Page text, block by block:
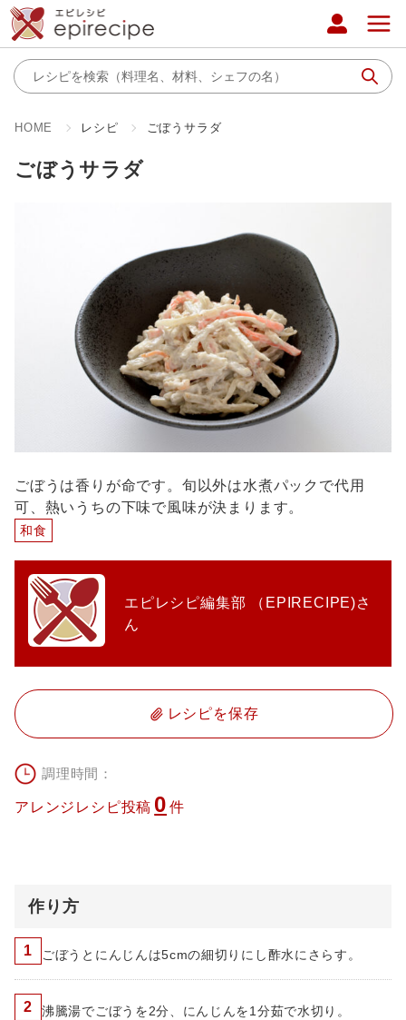
HOME レシピ ごぼうサラダ
ごぼうサラダ
ごぼうは香りが命です。旬以外は水煮パックで代用
可、熱いうちの下味で風味が決まります。
和食
エピレシピ編集部 （EPIRECIPE)さ
ん
レシピを保存
調理時間：
アレンジレシピ投稿 0 件
作り方
1 ごぼうとにんじんは5cmの細切りにし酢水にさらす。
2 沸騰湯でごぼうを2分、にんじんを1分茹で水切り。